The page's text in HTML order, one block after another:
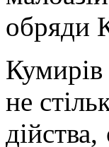
обряди
не